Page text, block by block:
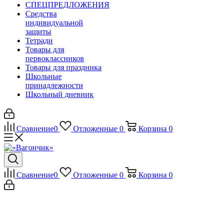
СПЕЦПРЕДЛОЖЕНИЯ
Средства
индивидуальной
защиты
Тетради
Товары для
первоклассников
Товары для праздника
Школьные
принадлежности
Школьный дневник
Сравнение0 Отложенные 0 Корзина 0
Сравнение0 Отложенные 0 Корзина 0